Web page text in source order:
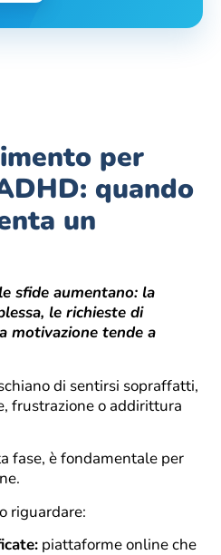
per
quando
un
sfide aumentano: la
le richieste di
motivazione tende a
di sentirsi sopraffatti,
frustrazione o addirittura
fase, è fondamentale per
riguardare:
piattaforme online che